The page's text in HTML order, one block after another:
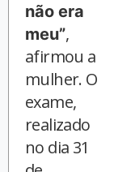
não era
meu”,
afirmou a
mulher. O
exame,
realizado
no dia 31